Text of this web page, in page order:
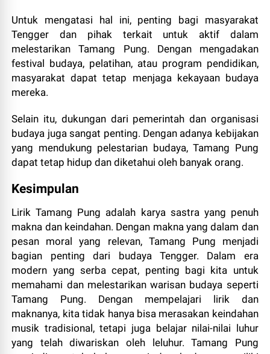
Untuk mengatasi hal ini, penting bagi masyarakat
Tengger dan pihak terkait untuk aktif dalam
melestarikan Tamang Pung. Dengan mengadakan
festival budaya, pelatihan, atau program pendidikan,
masyarakat dapat tetap menjaga kekayaan budaya
mereka.
Selain itu, dukungan dari pemerintah dan organisasi
budaya juga sangat penting. Dengan adanya kebijakan
yang mendukung pelestarian budaya, Tamang Pung
dapat tetap hidup dan diketahui oleh banyak orang.
Kesimpulan
Lirik Tamang Pung adalah karya sastra yang penuh
makna dan keindahan. Dengan makna yang dalam dan
pesan moral yang relevan, Tamang Pung menjadi
bagian penting dari budaya Tengger. Dalam era
modern yang serba cepat, penting bagi kita untuk
memahami dan melestarikan warisan budaya seperti
Tamang Pung. Dengan mempelajari lirik dan
maknanya, kita tidak hanya bisa merasakan keindahan
musik tradisional, tetapi juga belajar nilai-nilai luhur
yang telah diwariskan oleh leluhur. Tamang Pung